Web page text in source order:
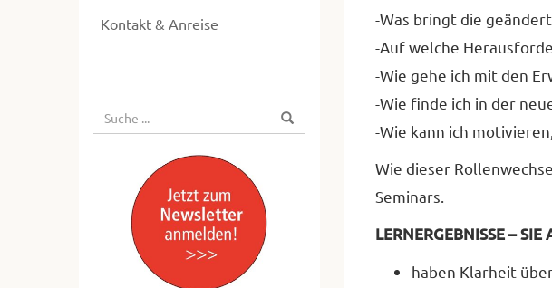
Kontakt & Anreise
Suche
nach:
Suchen
-Was bringt die
-Auf welche
-Wie gehe ich mit den
-Wie finde ich in der
-Wie kann ich
Wie dieser
Seminars.
LERNERGEBNISSE –
haben Klarheit